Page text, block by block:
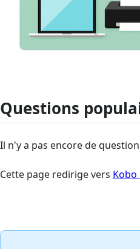
Questions
Il n'y a pas encore de
Cette page redirige vers Kobo